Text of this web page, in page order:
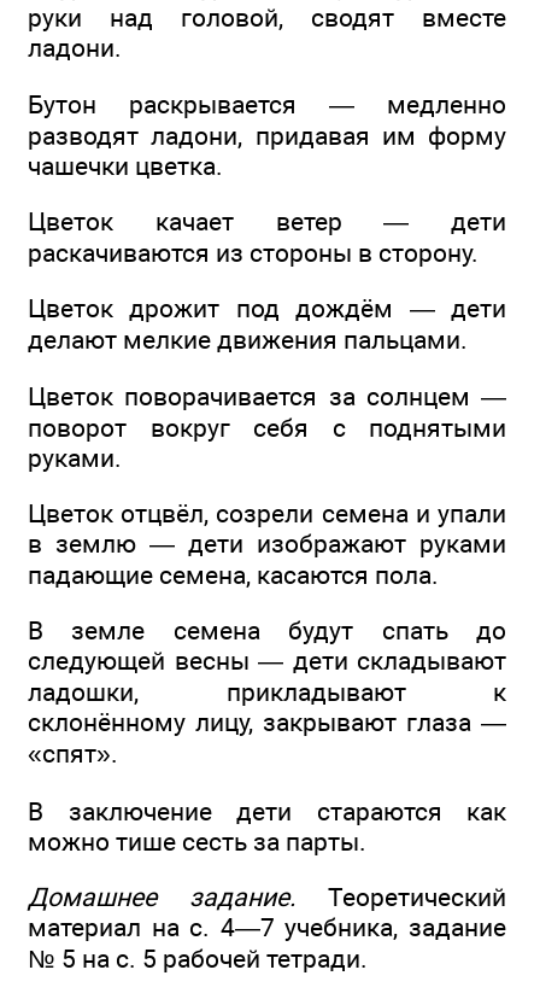
руки над головой, сводят вместе
ладони.
Бутон раскрывается — медленно
разводят ладони, придавая им форму
чашечки цветка.
Цветок качает ветер — дети
раскачиваются из стороны в сторону.
Цветок дрожит под дождём — дети
делают мелкие движения пальцами.
Цветок поворачивается за солнцем —
поворот вокруг себя с поднятыми
руками.
Цветок отцвёл, созрели семена и упали
в землю — дети изображают руками
падающие семена, касаются пола.
В земле семена будут спать до
следующей весны — дети складывают
ладошки, прикладывают к
склонённому лицу, закрывают глаза —
«спят».
В заключение дети стараются как
можно тише сесть за парты.
Домашнее задание. Теоретический
материал на с. 4—7 учебника, задание
№ 5 на с. 5 рабочей тетради.